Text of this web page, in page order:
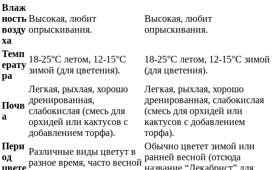
Влаж
ность
возду
ха
Высокая, любит
опрыскивания.
Высокая, любит
опрыскивания.
Темп
ерату
ра
18-25°C летом, 12-15°C
зимой (для цветения).
18-25°C летом, 12-15°C зимой
(для цветения).
Почв
а
Легкая, рыхлая, хорошо
дренированная,
слабокислая (смесь для
орхидей или кактусов с
добавлением торфа).
Легкая, рыхлая, хорошо
дренированная, слабокислая
(смесь для орхидей или
кактусов с добавлением
торфа).
Пери
од
цвете
Различные виды цветут в
разное время, часто весной
Обычно цветет зимой или
ранней весной (отсюда
название “Декабрист” для